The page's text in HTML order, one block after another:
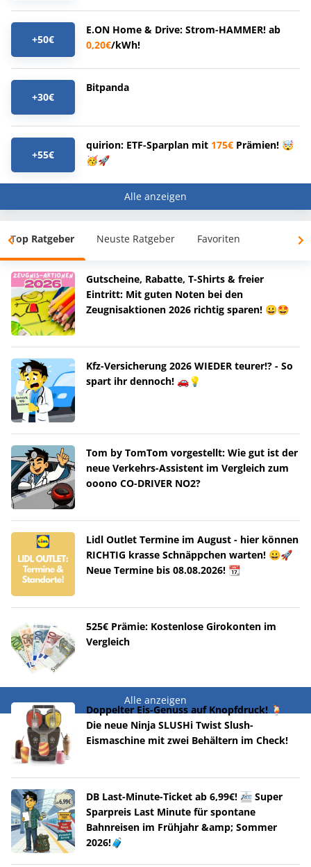
+50€
E.ON Home & Drive: Strom-HAMMER! ab
0,20€/kWh!
+30€
Bitpanda
+55€
quirion: ETF-Sparplan mit 175€ Prämien! 🤯
🥳🚀
Alle anzeigen
Top Ratgeber Neuste Ratgeber Favoriten
Gutscheine, Rabatte, T-Shirts & freier
Eintritt: Mit guten Noten bei den
Zeugnisaktionen 2026 richtig sparen! 😀🤩
Kfz-Versicherung 2026 WIEDER teurer!? - So
spart ihr dennoch! 🚗💡
Tom by TomTom vorgestellt: Wie gut ist der
neue Verkehrs-Assistent im Vergleich zum
ooono CO-DRIVER NO2?
Lidl Outlet Termine im August - hier können
RICHTIG krasse Schnäppchen warten! 😀🚀
Neue Termine bis 08.08.2026! 📆
525€ Prämie: Kostenlose Girokonten im
Vergleich
Alle anzeigen
Doppelter Eis-Genuss auf Knopfdruck! 🍹
Die neue Ninja SLUSHi Twist Slush-
Eismaschine mit zwei Behältern im Check!
DB Last-Minute-Ticket ab 6,99€! 🚈 Super
Sparpreis Last Minute für spontane
Bahnreisen im Frühjahr &amp; Sommer
2026!🧳